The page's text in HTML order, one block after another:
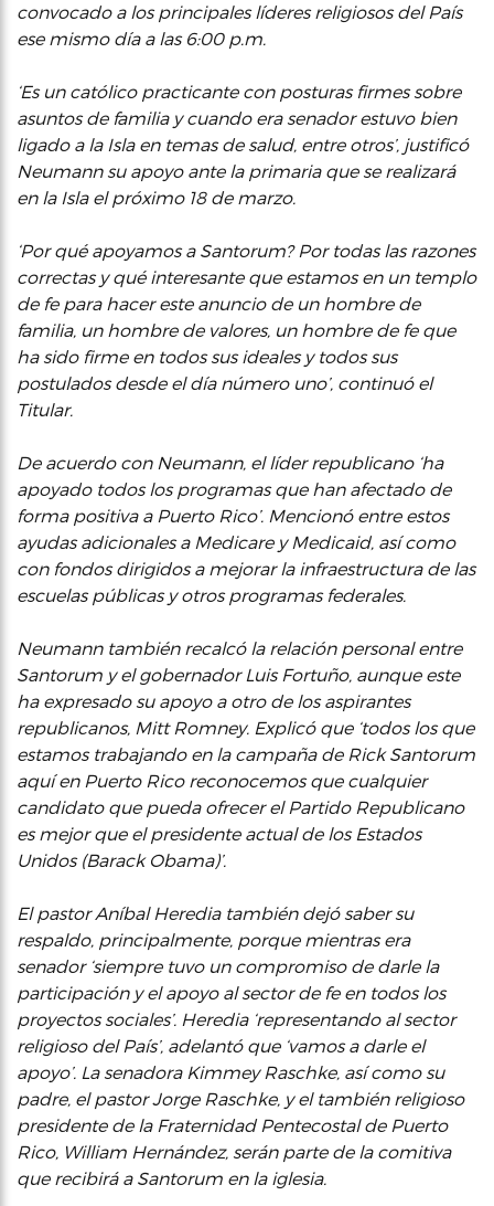
convocado a los principales líderes religiosos del País
ese mismo día a las 6:00 p.m.
‘Es un católico practicante con posturas firmes sobre
asuntos de familia y cuando era senador estuvo bien
ligado a la Isla en temas de salud, entre otros’, justificó
Neumann su apoyo ante la primaria que se realizará
en la Isla el próximo 18 de marzo.
‘Por qué apoyamos a Santorum? Por todas las razones
correctas y qué interesante que estamos en un templo
de fe para hacer este anuncio de un hombre de
familia, un hombre de valores, un hombre de fe que
ha sido firme en todos sus ideales y todos sus
postulados desde el día número uno’, continuó el
Titular.
De acuerdo con Neumann, el líder republicano ‘ha
apoyado todos los programas que han afectado de
forma positiva a Puerto Rico’. Mencionó entre estos
ayudas adicionales a Medicare y Medicaid, así como
con fondos dirigidos a mejorar la infraestructura de las
escuelas públicas y otros programas federales.
Neumann también recalcó la relación personal entre
Santorum y el gobernador Luis Fortuño, aunque este
ha expresado su apoyo a otro de los aspirantes
republicanos, Mitt Romney. Explicó que ‘todos los que
estamos trabajando en la campaña de Rick Santorum
aquí en Puerto Rico reconocemos que cualquier
candidato que pueda ofrecer el Partido Republicano
es mejor que el presidente actual de los Estados
Unidos (Barack Obama)’.
El pastor Aníbal Heredia también dejó saber su
respaldo, principalmente, porque mientras era
senador ‘siempre tuvo un compromiso de darle la
participación y el apoyo al sector de fe en todos los
proyectos sociales’. Heredia ‘representando al sector
religioso del País’, adelantó que ‘vamos a darle el
apoyo’. La senadora Kimmey Raschke, así como su
padre, el pastor Jorge Raschke, y el también religioso
presidente de la Fraternidad Pentecostal de Puerto
Rico, William Hernández, serán parte de la comitiva
que recibirá a Santorum en la iglesia.